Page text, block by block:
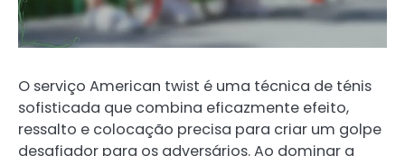
O serviço American twist é uma técnica de ténis
sofisticada que combina eficazmente efeito,
ressalto e colocação precisa para criar um golpe
desafiador para os adversários. Ao dominar a